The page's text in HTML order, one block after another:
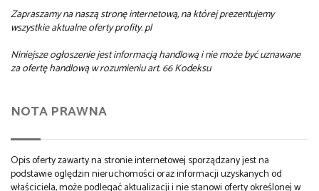
Zapraszamy na naszą stronę internetową, na której prezentujemy
wszystkie aktualne oferty profity. pl
Niniejsze ogłoszenie jest informacją handlową i nie może być uznawane
za ofertę handlową w rozumieniu art. 66 Kodeksu
NOTA PRAWNA
Opis oferty zawarty na stronie internetowej sporządzany jest na
podstawie oględzin nieruchomości oraz informacji uzyskanych od